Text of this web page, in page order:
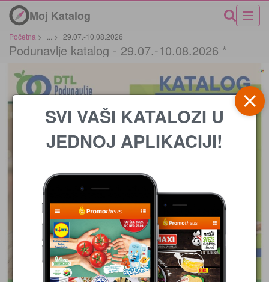
Moj Katalog
Početna > > 29.07.-10.08.2026
Podunavlje katalog - 29.07.-10.08.2026 *
SVI VAŠI KATALOZI U
JEDNOJ APLIKACIJI!